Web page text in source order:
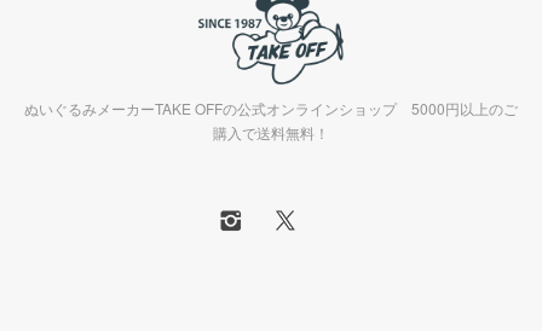
ぬいぐるみメーカーTAKE OFFの公式オンラインショップ 5000円以上のご
購入で送料無料！